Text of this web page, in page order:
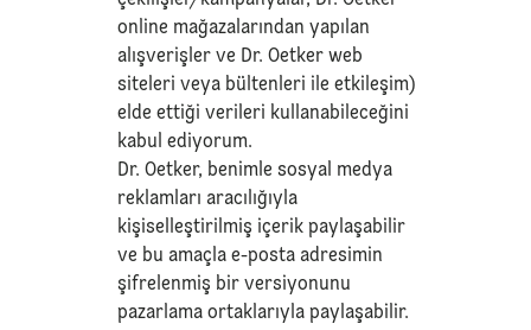
online mağazalarından yapılan
alışverişler ve Dr. Oetker web
siteleri veya bültenleri ile etkileşim)
elde ettiği verileri kullanabileceğini
kabul ediyorum.
Dr. Oetker, benimle sosyal medya
reklamları aracılığıyla
kişiselleştirilmiş içerik paylaşabilir
ve bu amaçla e-posta adresimin
şifrelenmiş bir versiyonunu
pazarlama ortaklarıyla paylaşabilir.